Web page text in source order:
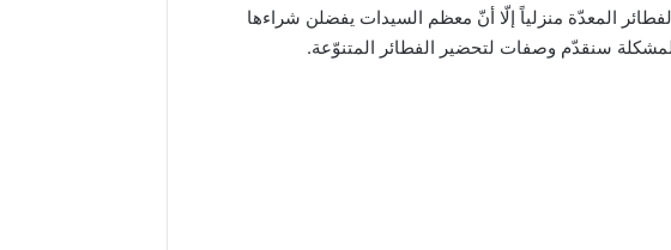
المعدّة منزلياً إلّا أنّ معظم السيدات يفضلن شراءها
سنقدّم وصفات لتحضير الفطائر المتنوّعة.